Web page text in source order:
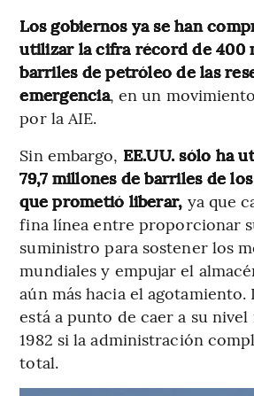
Los gobiernos ya se han
utilizar la cifra récord de 400
barriles de petróleo de las
emergencia, en un
por la AIE.
Sin embargo, EE.UU. sólo ha
79,7 millones de barriles de
que prometió liberar, ya que
fina línea entre proporcionar
suministro para sostener los
mundiales y empujar el
aún más hacia el agotamiento.
está a punto de caer a su nivel
1982 si la administración
total.